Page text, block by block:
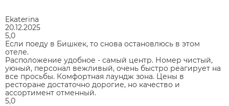
Ekaterina
20.12.2025
5,0
Если поеду в Бишкек, то снова остановлюсь в этом
отеле.
Расположение удобное - самый центр. Номер чистый,
уюный, персонал вежливый, очень быстро реагирует на
все просьбы. Комфортная лаундж зона. Цены в
ресторане достаточно дорогие, но качество и
ассортимент отменный.
5,0